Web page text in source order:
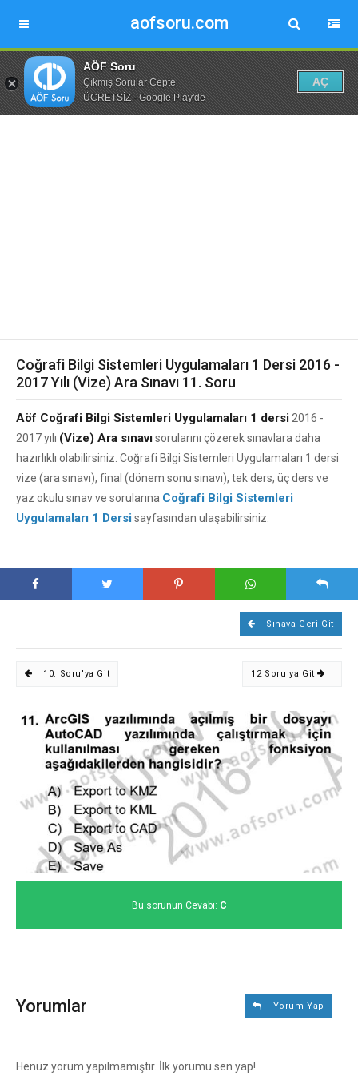
aofsoru.com
AÖF Soru
Çıkmış Sorular Cepte
ÜCRETSİZ - Google Play'de
AÇ
Coğrafi Bilgi Sistemleri Uygulamaları 1 Dersi 2016 -
2017 Yılı (Vize) Ara Sınavı 11. Soru
Aöf Coğrafi Bilgi Sistemleri Uygulamaları 1 dersi 2016 -
2017 yılı (Vize) Ara sınavısorularını çözerek sınavlara daha
hazırlıklı olabilirsiniz. Coğrafi Bilgi Sistemleri Uygulamaları 1 dersi
vize (ara sınavı), final (dönem sonu sınavı), tek ders, üç ders ve
yaz okulu sınav ve sorularına Coğrafi Bilgi Sistemleri
Uygulamaları 1 Dersisayfasından ulaşabilirsiniz.
Sınava Geri Git
10. Soru'ya Git 12 Soru'ya Git
Bu sorunun Cevabı: C
Yorumlar Yorum Yap
Henüz yorum yapılmamıştır. İlk yorumu sen yap!